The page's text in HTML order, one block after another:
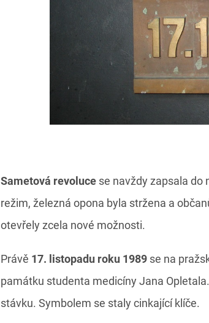
Sametová revoluce se navždy zapsala do
režim, železná opona byla stržena a
otevřely zcela nové možnosti.
Právě 17. listopadu roku 1989 se na
památku studenta medicíny Jana
stávku. Symbolem se staly cinkající klíče.